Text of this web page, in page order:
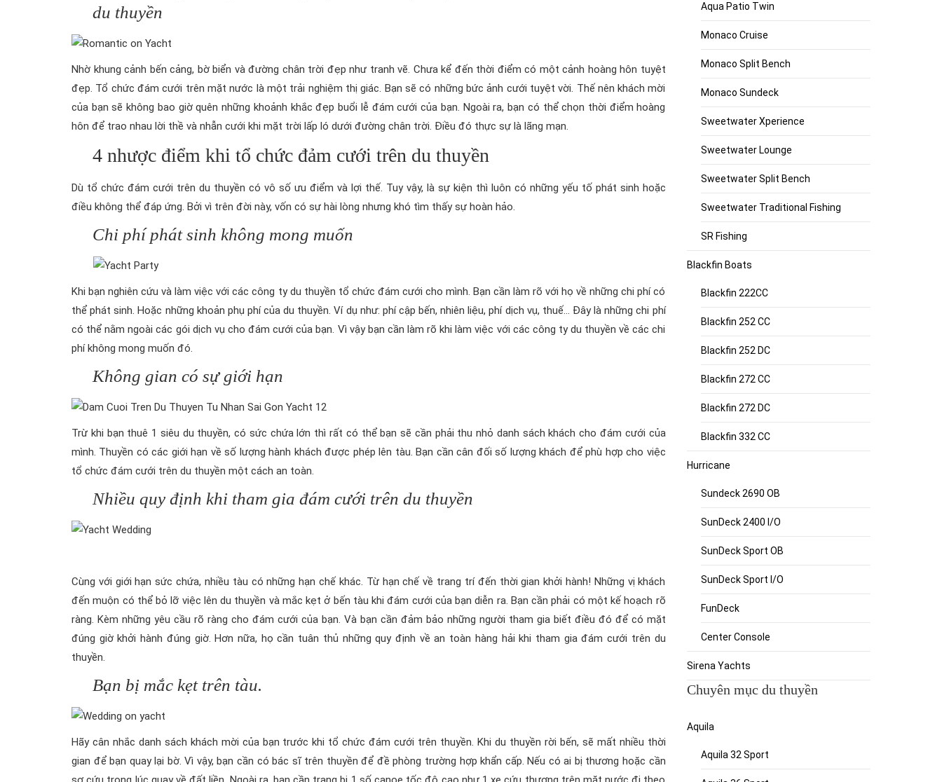
du thuyền
Nhờ khung cảnh bến cảng, bờ biển và đường chân trời đẹp như tranh vẽ. Chưa kể đến thời điểm có một cảnh hoàng hôn tuyệt
đẹp. Tổ chức đám cưới trên mặt nước là một trải nghiệm thị giác. Bạn sẽ có những bức ảnh cưới tuyệt vời. Thế nên khách mời
của bạn sẽ không bao giờ quên những khoảnh khắc đẹp buổi lễ đám cưới của bạn. Ngoài ra, bạn có thể chọn thời điểm hoàng
hôn để trao nhau lời thề và nhẫn cưới khi mặt trời lấp ló dưới đường chân trời. Điều đó thực sự là lãng mạn.
4 nhược điểm khi tổ chức đảm cưới trên du thuyền
Dù tổ chức đám cưới trên du thuyền có vô số ưu điểm và lợi thế. Tuy vậy, là sự kiện thì luôn có những yếu tố phát sinh hoặc
điều không thể đáp ứng. Bởi vì trên đời này, vốn có sự hài lòng nhưng khó tìm thấy sự hoàn hảo.
Chi phí phát sinh không mong muốn
Khi bạn nghiên cứu và làm việc với các công ty du thuyền tổ chức đám cưới cho mình. Bạn cần làm rõ với họ về những chi phí có
thể phát sinh. Hoặc những khoản phụ phí của du thuyền. Ví dụ như: phí cập bến, nhiên liệu, phí dịch vụ, thuế… Đây là những chi phí
có thể nằm ngoài các gói dịch vụ cho đám cưới của bạn. Vì vậy bạn cần làm rõ khi làm việc với các công ty du thuyền về các chi
phí không mong muốn đó.
Không gian có sự giới hạn
Trừ khi bạn thuê 1 siêu du thuyền, có sức chứa lớn thì rất có thể bạn sẽ cần phải thu nhỏ danh sách khách cho đám cưới của
mình. Thuyền có các giới hạn về số lượng hành khách được phép lên tàu. Bạn cần cân đối số lượng khách để phù hợp cho việc
tổ chức đám cưới trên du thuyền một cách an toàn.
Nhiều quy định khi tham gia đám cưới trên du thuyền
Cùng với giới hạn sức chứa, nhiều tàu có những hạn chế khác. Từ hạn chế về trang trí đến thời gian khởi hành! Những vị khách
đến muộn có thể bỏ lỡ việc lên du thuyền và mắc kẹt ở bến tàu khi đám cưới của bạn diễn ra. Bạn cần phải có một kế hoạch rõ
ràng. Kèm những yêu cầu rõ ràng cho đám cưới của bạn. Và bạn cần đảm bảo những người tham gia biết điều đó để có mặt
đúng giờ khởi hành đúng giờ. Hơn nữa, họ cần tuân thủ những quy định về an toàn hàng hải khi tham gia đám cưới trên du
thuyền.
Bạn bị mắc kẹt trên tàu.
Hãy cân nhắc danh sách khách mời của bạn trước khi tổ chức đám cưới trên thuyền. Khi du thuyền rời bến, sẽ mất nhiều thời
gian để bạn quay lại bờ. Vì vậy, bạn cần có bác sĩ trên thuyền để đề phòng trường hợp khẩn cấp. Nếu có ai bị thương hoặc cần
Aqua Patio Twin
Monaco Cruise
Monaco Split Bench
Monaco Sundeck
Sweetwater Xperience
Sweetwater Lounge
Sweetwater Split Bench
Sweetwater Traditional Fishing
SR Fishing
Blackfin Boats
Blackfin 222CC
Blackfin 252 CC
Blackfin 252 DC
Blackfin 272 CC
Blackfin 272 DC
Blackfin 332 CC
Hurricane
Sundeck 2690 OB
SunDeck 2400 I/O
SunDeck Sport OB
SunDeck Sport I/O
FunDeck
Center Console
Sirena Yachts
Chuyên mục du thuyền
Aquila
Aquila 32 Sport